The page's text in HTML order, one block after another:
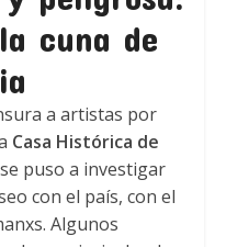
cuna de
a artistas por
Casa Histórica de
se puso a investigar
con el país, con el
Algunos